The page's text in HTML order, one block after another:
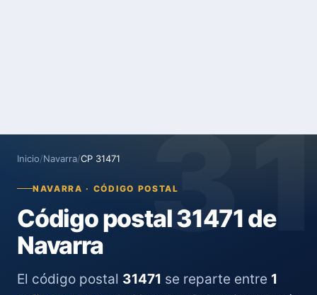
Inicio/Navarra/CP 31471
NAVARRA · CÓDIGO POSTAL
Código postal 31471 de
Navarra
El código postal 31471 se reparte entre 1